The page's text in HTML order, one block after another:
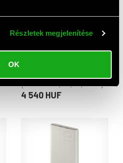
Részletek megjelenítése
OK
(10000 mAh, 22,5W, fehér)
4 540 HUF